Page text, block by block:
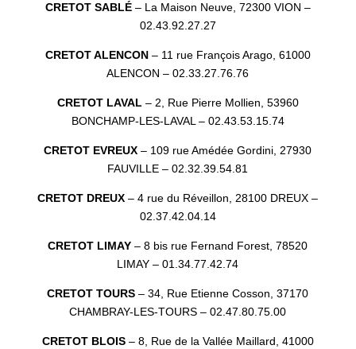
CRETOT SABLÉ– La Maison Neuve, 72300 VION –
02.43.92.27.27
CRETOT ALENCON– 11 rue François Arago, 61000
ALENCON – 02.33.27.76.76
CRETOT LAVAL– 2, Rue Pierre Mollien, 53960
BONCHAMP-LES-LAVAL – 02.43.53.15.74
CRETOT EVREUX – 109 rue Amédée Gordini, 27930
FAUVILLE – 02.32.39.54.81
CRETOT DREUX – 4 rue du Réveillon, 28100 DREUX –
02.37.42.04.14
CRETOT LIMAY – 8 bis rue Fernand Forest, 78520
LIMAY – 01.34.77.42.74
CRETOT TOURS – 34, Rue Etienne Cosson, 37170
CHAMBRAY-LES-TOURS – 02.47.80.75.00
CRETOT BLOIS– 8, Rue de la Vallée Maillard, 41000